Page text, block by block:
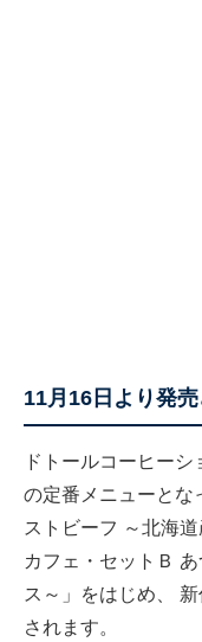
11月16日より発
ドトールコーヒー
の定番メニューとな
ストビーフ ～北海
カフェ・セットＢ
ス～」をはじめ、
されます。